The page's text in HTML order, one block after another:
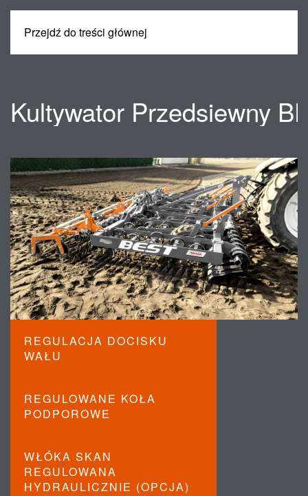
Przejdź do treści głównej
Kultywator Przedsiewny
REGULACJA DOCISKU
WAŁU
REGULOWANE KOŁA
PODPOROWE
WŁÓKA SKAN
REGULOWANA
HYDRAULICZNIE (OPCJA)